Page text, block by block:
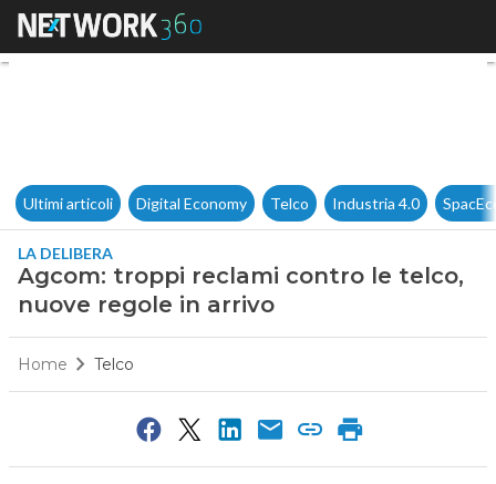
Agcom: troppi reclami
Ultimi articoli Digital Economy Telco Industria 4.0
LA DELIBERA
Agcom: troppi reclami contro le telco,
nuove regole in arrivo
Home Telco